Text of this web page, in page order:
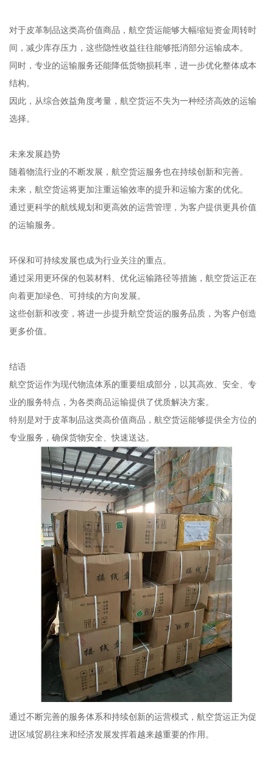
对于皮革制品这类高价值商品，航空货运能够大幅缩短资金周转时
间，减少库存压力，这些隐性收益往往能够抵消部分运输成本。
同时，专业的运输服务还能降低货物损耗率，进一步优化整体成本
结构。
因此，从综合效益角度考量，航空货运不失为一种经济高效的运输
选择。
未来发展趋势
随着物流行业的不断发展，航空货运服务也在持续创新和完善。
未来，航空货运将更加注重运输效率的提升和运输方案的优化。
通过更科学的航线规划和更高效的运营管理，为客户提供更具价值
的运输服务。
环保和可持续发展也成为行业关注的重点。
通过采用更环保的包装材料、优化运输路径等措施，航空货运正在
向着更加绿色、可持续的方向发展。
这些创新和改变，将进一步提升航空货运的服务品质，为客户创造
更多价值。
结语
航空货运作为现代物流体系的重要组成部分，以其高效、安全、专
业的服务特点，为各类商品运输提供了优质解决方案。
特别是对于皮革制品这类高价值商品，航空货运能够提供全方位的
专业服务，确保货物安全、快速送达。
通过不断完善的服务体系和持续创新的运营模式，航空货运正为促
进区域贸易往来和经济发展发挥着越来越重要的作用。